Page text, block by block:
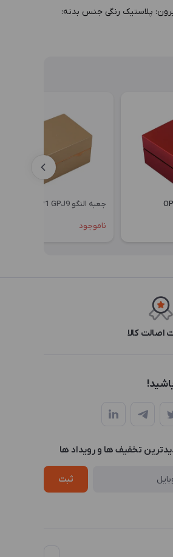
پارچه مخمل پوشش بيرون: پلاستیک رنگی جنس بدنه:
جعبه النگو OP1 GPJ9
ناموجود
اصالت کالا
تخفیف ها و رویداد ها
ثبت